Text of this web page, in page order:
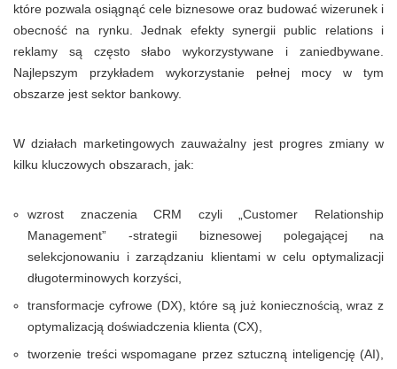
które pozwala osiągnąć cele biznesowe oraz budować wizerunek i
obecność na rynku. Jednak efekty synergii public relations i
reklamy są często słabo wykorzystywane i zaniedbywane.
Najlepszym przykładem wykorzystanie pełnej mocy w tym
obszarze jest sektor bankowy.
W działach marketingowych zauważalny jest progres zmiany w
kilku kluczowych obszarach, jak:
wzrost znaczenia CRM czyli „Customer Relationship
Management” -strategii biznesowej polegającej na
selekcjonowaniu i zarządzaniu klientami w celu optymalizacji
długoterminowych korzyści,
transformacje cyfrowe (DX), które są już koniecznością, wraz z
optymalizacją doświadczenia klienta (CX),
tworzenie treści wspomagane przez sztuczną inteligencję (AI),